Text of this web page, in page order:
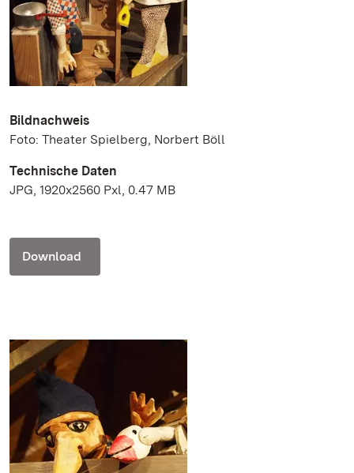
Bildnachweis
Foto: Theater Spielberg, Norbert Böll
Technische Daten
JPG, 1920x2560 Pxl, 0.47 MB
Download